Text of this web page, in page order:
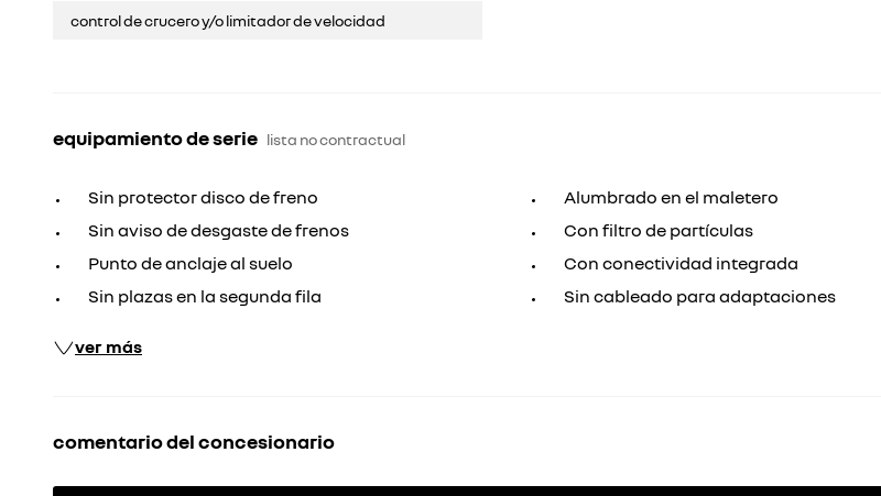
control de crucero y/o limitador de velocidad
equipamiento de serie lista no contractual
Sin protector disco de freno
Sin aviso de desgaste de frenos
Punto de anclaje al suelo
Sin plazas en la segunda fila
Alumbrado en el maletero
Con filtro de partículas
Con conectividad integrada
Sin cableado para adaptaciones
ver más
comentario del concesionario